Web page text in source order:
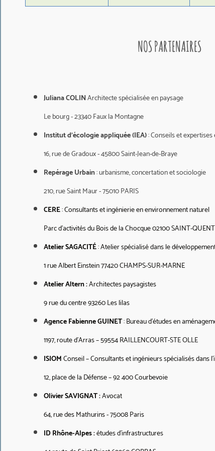
NOS PARTENAIRES
Juliana COLINArchitecte spécialisée en paysage
Le bourg - 23340 Faux la Montagne
Institut d'écologie appliquée (IEA): Conseils et
16, rue de Gradoux - 45800 Saint-Jean-de-Braye
Repérage Urbain: urbanisme, concertation et sociologie
210, rue Saint Maur - 75010 PARIS
CERE: Consultants et ingénierie en environnement naturel
Parc d’activités du Bois de la Chocque 02100 SAINT-
Atelier SAGACITÉ: Atelier spécialisé dans le
1 rue Albert Einstein 77420 CHAMPS-SUR-MARNE
Atelier Altern :Architectes paysagistes
9 rue du centre 93260 Les lilas
Agence Fabienne GUINET: Bureau d’études en
1197, route d’Arras – 59554 RAILLENCOURT-STE OLLE
ISIOMConseil – Consultants et ingénieurs spécialisés dans
12, place de la Défense – 92 400 Courbevoie
Olivier SAVIGNAT:Avocat
64, rue des Mathurins - 75008 Paris
ID Rhône-Alpes :études d’infrastructures